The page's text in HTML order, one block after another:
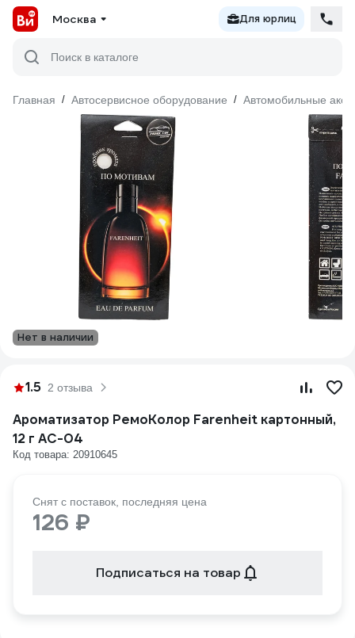
Москва Для юрлиц
Поиск в каталоге
Главная / Автосервисное оборудование / Автомобильные
Нет в наличии
1.5 2 отзыва
Ароматизатор РемоКолор Farenheit картонный,
12 г AC-04
Код товара: 20910645
Снят с поставок, последняя цена
126 ₽
Подписаться на товар